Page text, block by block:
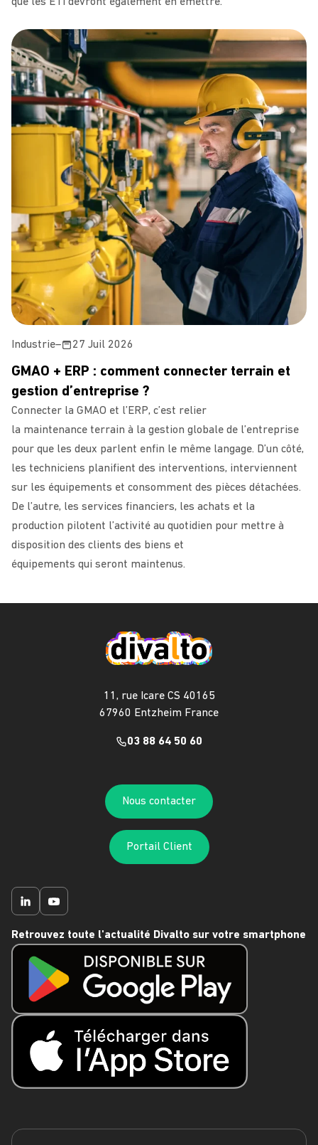
Industrie– 27 Juil 2026
GMAO + ERP : comment connecter terrain et
gestion d’entreprise ?
Connecter la GMAO et l’ERP, c’est relier
la maintenance terrain à la gestion globale de l’entreprise
pour que les deux parlent enfin le même langage. D’un côté,
les techniciens planifient des interventions, interviennent
sur les équipements et consomment des pièces détachées.
De l’autre, les services financiers, les achats et la
production pilotent l’activité au quotidien pour mettre à
disposition des clients des biens et
équipements qui seront maintenus.
11, rue Icare CS 40165
67960 Entzheim France
03 88 64 50 60
Nous contacter
Portail Client
Retrouvez toute l'actualité Divalto sur votre smartphone